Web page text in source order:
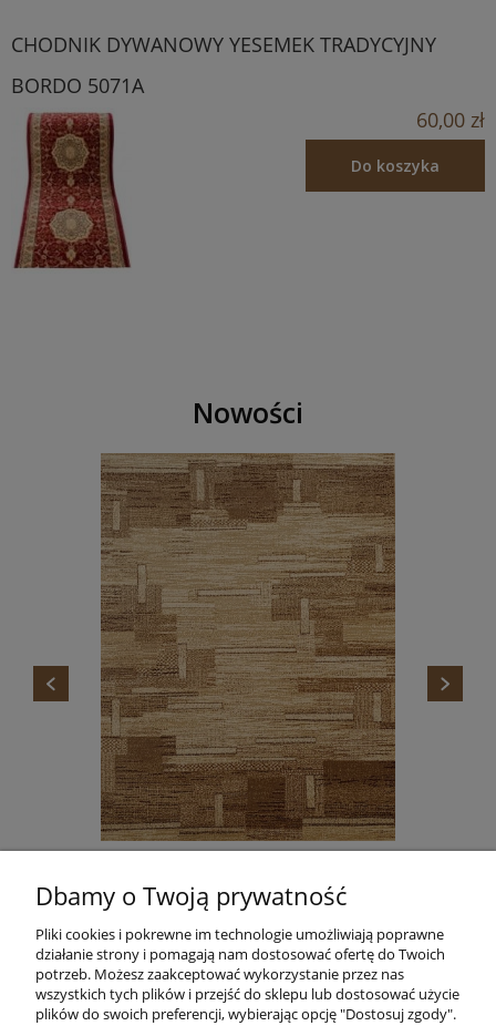
CHODNIK DYWANOWY YESEMEK TRADYCYJNY
BORDO 5071A
60,00 zł
Do koszyka
Nowości
665,00 zł
Dbamy o Twoją prywatność
Pliki cookies i pokrewne im technologie umożliwiają poprawne
działanie strony i pomagają nam dostosować ofertę do Twoich
potrzeb. Możesz zaakceptować wykorzystanie przez nas
wszystkich tych plików i przejść do sklepu lub dostosować użycie
plików do swoich preferencji, wybierając opcję "Dostosuj zgody".